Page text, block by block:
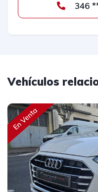
Vehículos
En Venta